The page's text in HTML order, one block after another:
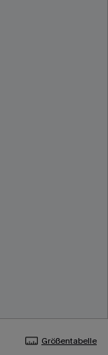
Größentabelle